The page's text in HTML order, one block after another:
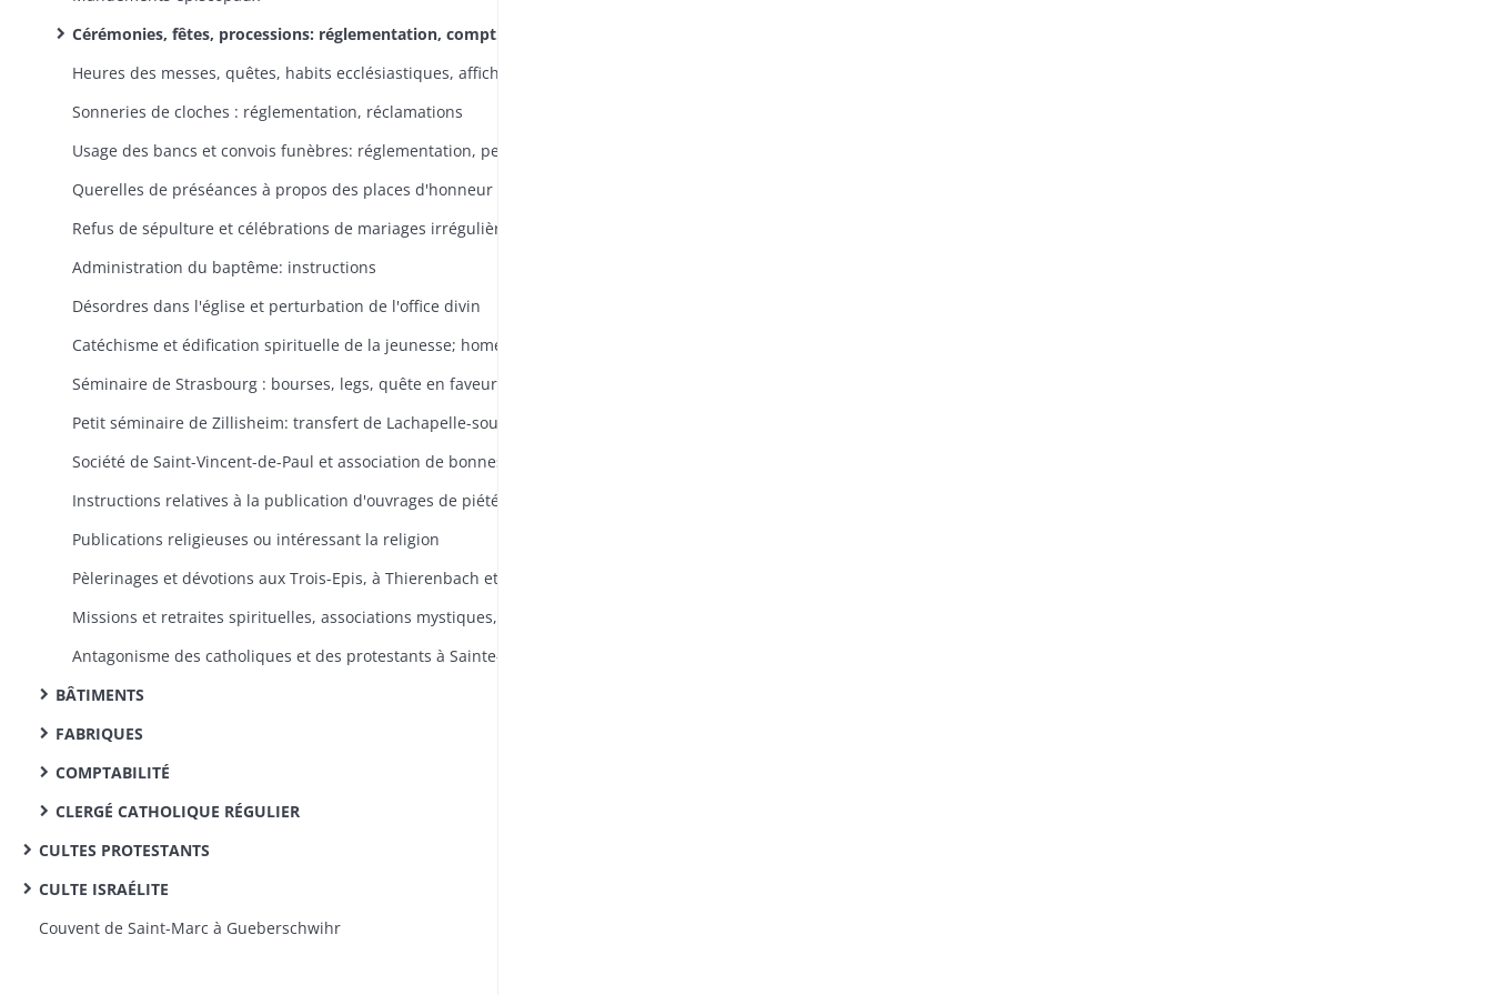
Cérémonies, fêtes, processions: réglementation, compte rendus, invitations
Sonneries de cloches : réglementation, réclamations
Administration du baptême: instructions
Désordres dans l'église et perturbation de l'office divin
Publications religieuses ou intéressant la religion
BÂTIMENTS
FABRIQUES
COMPTABILITÉ
CLERGÉ CATHOLIQUE RÉGULIER
CULTES PROTESTANTS
CULTE ISRAÉLITE
Couvent de Saint-Marc à Gueberschwihr